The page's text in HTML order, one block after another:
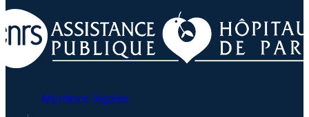
Mentions légales